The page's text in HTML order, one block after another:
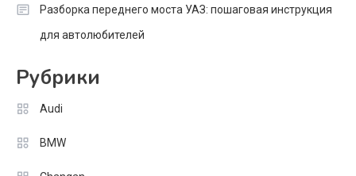
Разборка переднего моста УАЗ: пошаговая инструкция
для автолюбителей
Рубрики
Audi
BMW